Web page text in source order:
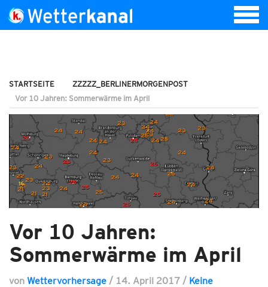
STARTSEITE
ZZZZZ_BERLINERMORGENPOST
Vor 10 Jahren: Sommerwärme im April
Vor 10 Jahren:
Sommerwärme im April
von Wettervorhersage / 14. April 2017 / Keine